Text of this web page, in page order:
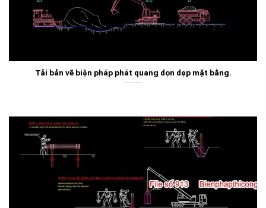
Tải bản vẽ biện pháp phát quang dọn dẹp mặt bằng.